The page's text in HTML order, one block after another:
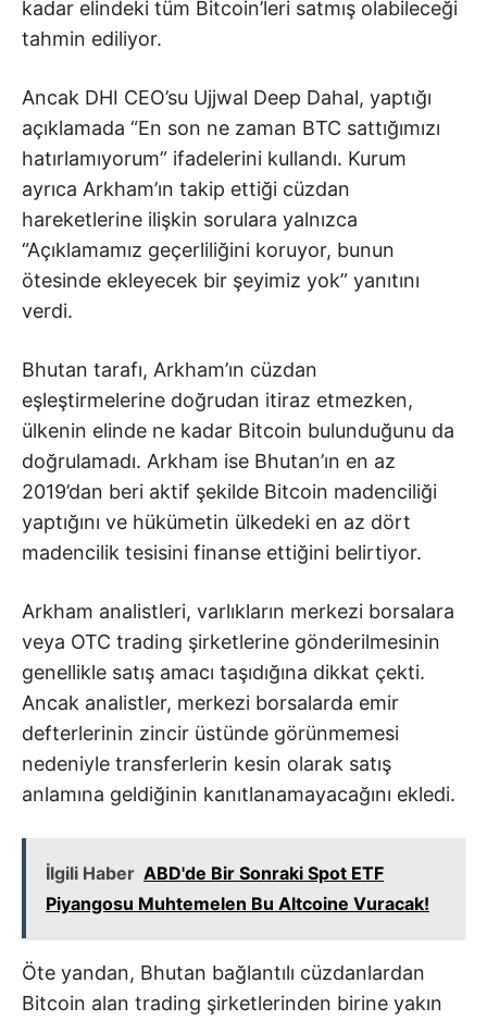
kadar elindeki tüm Bitcoin’leri satmış olabileceği
tahmin ediliyor.
Ancak DHI CEO’su Ujjwal Deep Dahal, yaptığı
açıklamada “En son ne zaman BTC sattığımızı
hatırlamıyorum” ifadelerini kullandı. Kurum
ayrıca Arkham’ın takip ettiği cüzdan
hareketlerine ilişkin sorulara yalnızca
“Açıklamamız geçerliliğini koruyor, bunun
ötesinde ekleyecek bir şeyimiz yok” yanıtını
verdi.
Bhutan tarafı, Arkham’ın cüzdan
eşleştirmelerine doğrudan itiraz etmezken,
ülkenin elinde ne kadar Bitcoin bulunduğunu da
doğrulamadı. Arkham ise Bhutan’ın en az
2019’dan beri aktif şekilde Bitcoin madenciliği
yaptığını ve hükümetin ülkedeki en az dört
madencilik tesisini finanse ettiğini belirtiyor.
Arkham analistleri, varlıkların merkezi borsalara
veya OTC trading şirketlerine gönderilmesinin
genellikle satış amacı taşıdığına dikkat çekti.
Ancak analistler, merkezi borsalarda emir
defterlerinin zincir üstünde görünmemesi
nedeniyle transferlerin kesin olarak satış
anlamına geldiğinin kanıtlanamayacağını ekledi.
İlgili Haber ABD'de Bir Sonraki Spot ETF
Piyangosu Muhtemelen Bu Altcoine Vuracak!
Öte yandan, Bhutan bağlantılı cüzdanlardan
Bitcoin alan trading şirketlerinden birine yakın